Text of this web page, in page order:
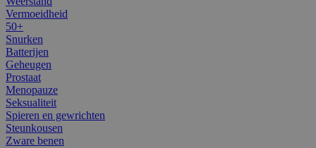
Vermoeidheid
50+
Snurken
Batterijen
Geheugen
Prostaat
Menopauze
Seksualiteit
Spieren en gewrichten
Steunkousen
Zware benen